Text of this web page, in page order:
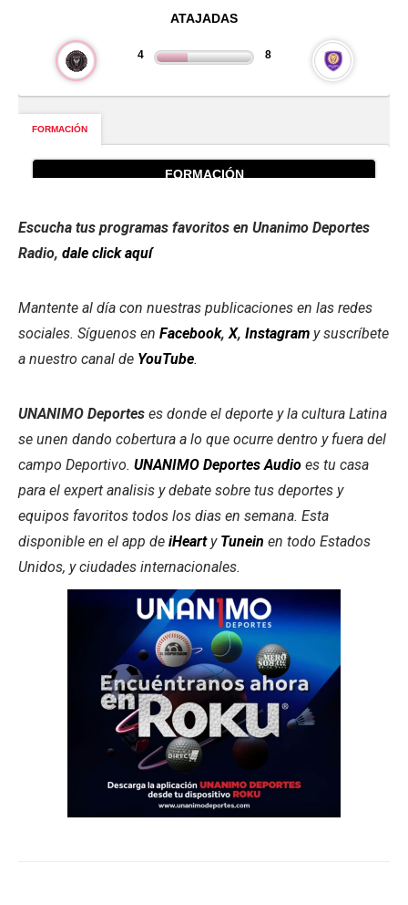
Escucha tus programas favoritos en Unanimo Deportes
Radio, dale click aquí
Mantente al día con nuestras publicaciones en las redes
sociales. Síguenos en Facebook,X, Instagram y suscríbete
a nuestro canal de YouTube.
UNANIMO Deportes es donde el deporte y la cultura Latina
se unen dando cobertura a lo que ocurre dentro y fuera del
campo Deportivo. UNANIMO Deportes Audio es tu casa
para el expert analisis y debate sobre tus deportes y
equipos favoritos todos los dias en semana. Esta
disponible en el app de iHearty Tunein en todo Estados
Unidos, y ciudades internacionales.